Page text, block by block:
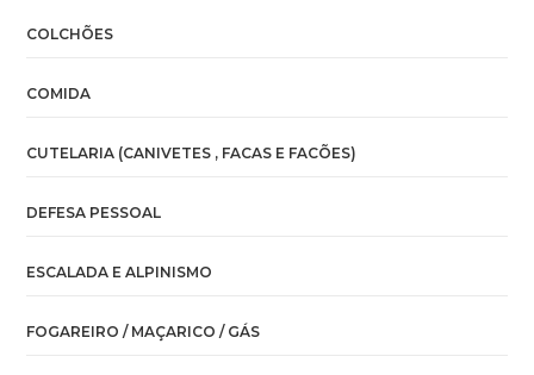
COLCHÕES
COMIDA
CUTELARIA (CANIVETES , FACAS E FACÕES)
DEFESA PESSOAL
ESCALADA E ALPINISMO
FOGAREIRO / MAÇARICO / GÁS